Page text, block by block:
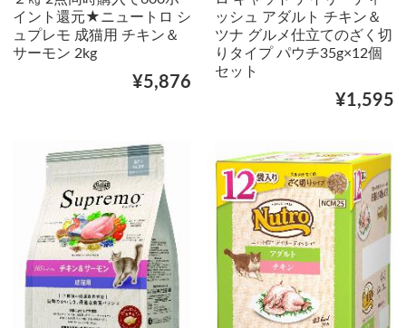
イント還元★ニュートロ シ
ュプレモ 成猫用 チキン＆
サーモン 2kg
¥5,876
ッシュ アダルト チキン＆
ツナ グルメ仕立てのざく切
りタイプ パウチ35g×12個
セット
¥1,595